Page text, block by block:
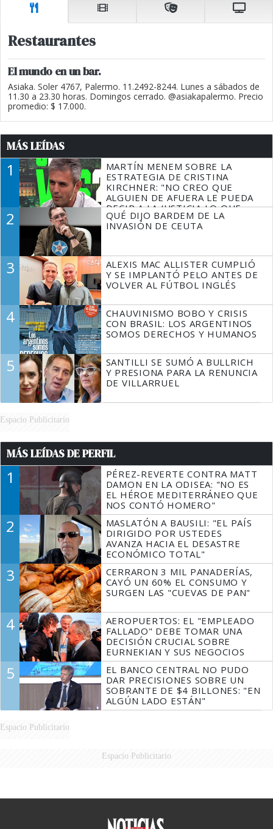
Restaurantes
El mundo en un bar.
Asiaka. Soler 4767, Palermo. 11.2492-8244. Lunes a sábados de
11.30 a 23.30 horas. Domingos cerrado. @asiakapalermo. Precio
promedio: $ 17.000.
MÁS LEÍDAS
1
MARTÍN MENEM SOBRE LA
ESTRATEGIA DE CRISTINA
KIRCHNER: "NO CREO QUE
ALGUIEN DE AFUERA LE PUEDA
DECIR A LA JUSTICIA LO QUE
TIENE QUE HACER"
2
QUÉ DIJO BARDEM DE LA
INVASIÓN DE CEUTA
3
ALEXIS MAC ALLISTER CUMPLIÓ
Y SE IMPLANTÓ PELO ANTES DE
VOLVER AL FÚTBOL INGLÉS
4
CHAUVINISMO BOBO Y CRISIS
CON BRASIL: LOS ARGENTINOS
SOMOS DERECHOS Y HUMANOS
5
SANTILLI SE SUMÓ A BULLRICH
Y PRESIONA PARA LA RENUNCIA
DE VILLARRUEL
Espacio Publicitario
MÁS LEÍDAS DE PERFIL
1
PÉREZ-REVERTE CONTRA MATT
DAMON EN LA ODISEA: "NO ES
EL HÉROE MEDITERRÁNEO QUE
NOS CONTÓ HOMERO"
2
MASLATÓN A BAUSILI: "EL PAÍS
DIRIGIDO POR USTEDES
AVANZA HACIA EL DESASTRE
ECONÓMICO TOTAL"
3
CERRARON 3 MIL PANADERÍAS,
CAYÓ UN 60% EL CONSUMO Y
SURGEN LAS "CUEVAS DE PAN"
4
AEROPUERTOS: EL "EMPLEADO
FALLADO" DEBE TOMAR UNA
DECISIÓN CRUCIAL SOBRE
EURNEKIAN Y SUS NEGOCIOS
5
EL BANCO CENTRAL NO PUDO
DAR PRECISIONES SOBRE UN
SOBRANTE DE $4 BILLONES: "EN
ALGÚN LADO ESTÁN"
Espacio Publicitario
Espacio Publicitario